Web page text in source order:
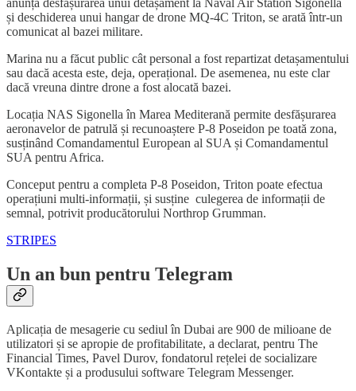
anunță desfășurarea unui detașament la Naval Air Station Sigonella
și deschiderea unui hangar de drone MQ-4C Triton, se arată într-un
comunicat al bazei militare.
Marina nu a făcut public cât personal a fost repartizat detașamentului
sau dacă acesta este, deja, operațional. De asemenea, nu este clar
dacă vreuna dintre drone a fost alocată bazei.
Locația NAS Sigonella în Marea Mediterană permite desfășurarea
aeronavelor de patrulă și recunoaștere P-8 Poseidon pe toată zona,
susținând Comandamentul European al SUA și Comandamentul
SUA pentru Africa.
Conceput pentru a completa P-8 Poseidon, Triton poate efectua
operațiuni multi-informații, și susține culegerea de informații de
semnal, potrivit producătorului Northrop Grumman.
STRIPES
Un an bun pentru Telegram
Aplicația de mesagerie cu sediul în Dubai are 900 de milioane de
utilizatori și se apropie de profitabilitate, a declarat, pentru The
Financial Times, Pavel Durov, fondatorul rețelei de socializare
VKontakte și a produsului software Telegram Messenger.